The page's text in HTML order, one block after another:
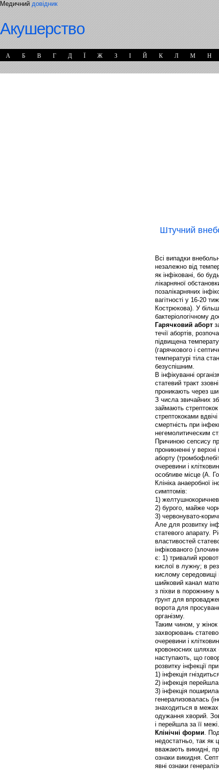
Медичний довідник
Акушерство
А Б В Г Д Ї Ж З І Й К Л М Н
Штучний
Всі випадки
незалежно від
як інфіковані, бо
лікарняної
позалікарняних
вагітності у 16-20
Кострюкова). У
бактеріологічному
Гарячковий аборт
течії абортів,
підвищена
(гарячкового і
температурі тіла
безуспішним.
В інфікуванні
статевий тракт
проникають через
З числа звичайних
займають стрептокок
стрептококами
смертність при
негемолитическим
Причиною сепсису
проникненні у
аборту
очеревини і
особливе місце (А.
Клініка анаеробної
симптомів:
1)
2) бурого, майже
3) червонувато-
Але для розвитку
статевого апарату.
властивостей
інфікованого
є: 1) тривалий
кислої в лужну; в
кислому середовищі
шийковий канал
з піхви в порожнину
ґрунт для
ворота для
організму.
Таким чином, у жінок
захворювань
очеревини і
кровоносних шляхах
наступають, що
розвитку інфекції
1) інфекція
2) інфекція
3) інфекція
генерализовалась
знаходиться в
одужання хворий.
і перейшла за її межі.
Клінічні форми.
недостатньо, так як
вважають викидні,
ознаки викидня.
явні ознаки